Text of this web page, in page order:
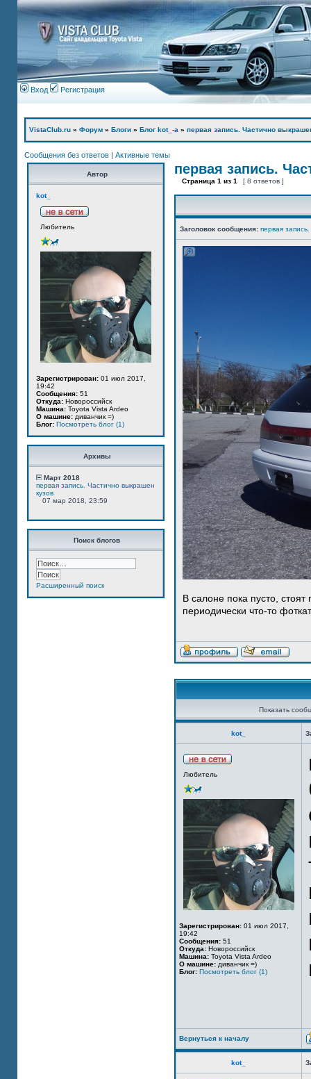
Вход Регистрация
VistaClub.ru » Форум » Блоги » Блог kot_-а » первая запись. Частично
Сообщения без ответов | Активные темы
Автор
kot_
Любитель
Зарегистрирован: 01 июл 2017,
19:42
Сообщения: 51
Откуда: Новороссийск
Машина: Toyota Vista Ardeo
О машине: диванчик =)
Блог: Посмотреть блог (1)
Архивы
Март 2018
первая запись. Частично выкрашен
кузов
07 мар 2018, 23:59
Поиск блогов
Расширенный поиск
первая запись.
Страница 1 из 1 [ 8 ответов ]
Заголовок сообщения: первая
В салоне пока пусто,
периодически что-то
Показать
kot_
Любитель
Зарегистрирован: 01 июл 2017,
19:42
Сообщения: 51
Откуда: Новороссийск
Машина: Toyota Vista Ardeo
О машине: диванчик =)
Блог: Посмотреть блог (1)
Вернуться к началу
kot_